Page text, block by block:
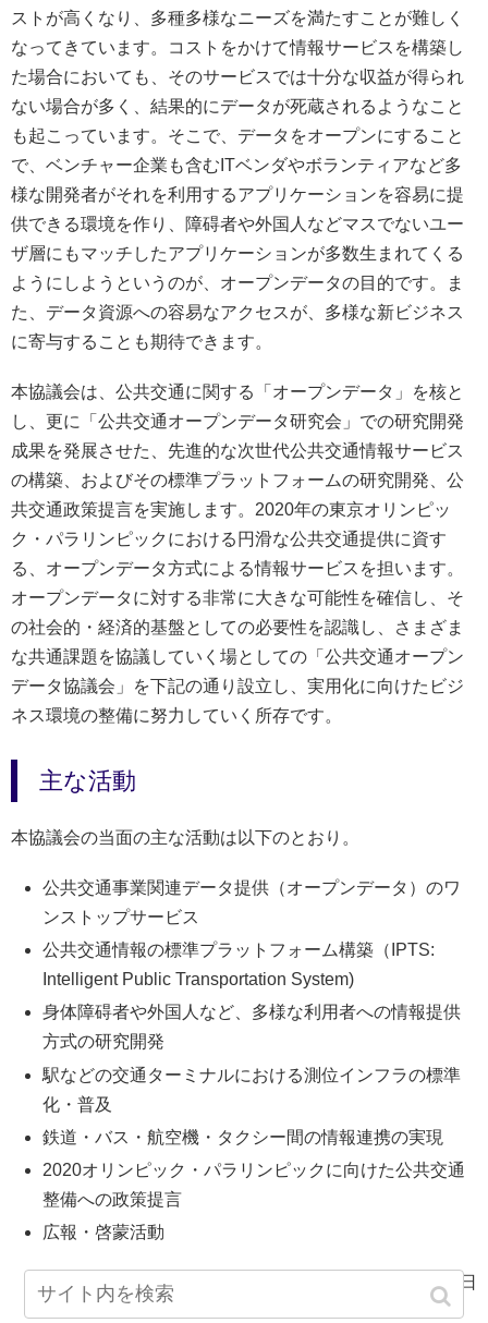
ストが高くなり、多種多様なニーズを満たすことが難しく
なってきています。コストをかけて情報サービスを構築し
た場合においても、そのサービスでは十分な収益が得られ
ない場合が多く、結果的にデータが死蔵されるようなこと
も起こっています。そこで、データをオープンにすること
で、ベンチャー企業も含むITベンダやボランティアなど多
様な開発者がそれを利用するアプリケーションを容易に提
供できる環境を作り、障碍者や外国人などマスでないユー
ザ層にもマッチしたアプリケーションが多数生まれてくる
ようにしようというのが、オープンデータの目的です。ま
た、データ資源への容易なアクセスが、多様な新ビジネス
に寄与することも期待できます。
本協議会は、公共交通に関する「オープンデータ」を核と
し、更に「公共交通オープンデータ研究会」での研究開発
成果を発展させた、先進的な次世代公共交通情報サービス
の構築、およびその標準プラットフォームの研究開発、公
共交通政策提言を実施します。2020年の東京オリンピッ
ク・パラリンピックにおける円滑な公共交通提供に資す
る、オープンデータ方式による情報サービスを担います。
オープンデータに対する非常に大きな可能性を確信し、そ
の社会的・経済的基盤としての必要性を認識し、さまざま
な共通課題を協議していく場としての「公共交通オープン
データ協議会」を下記の通り設立し、実用化に向けたビジ
ネス環境の整備に努力していく所存です。
主な活動
本協議会の当面の主な活動は以下のとおり。
公共交通事業関連データ提供（オープンデータ）のワ
ンストップサービス
公共交通情報の標準プラットフォーム構築（IPTS:
Intelligent Public Transportation System)
身体障碍者や外国人など、多様な利用者への情報提供
方式の研究開発
駅などの交通ターミナルにおける測位インフラの標準
化・普及
鉄道・バス・航空機・タクシー間の情報連携の実現
2020オリンピック・パラリンピックに向けた公共交通
整備への政策提言
広報・啓蒙活動
平成27年9月25日